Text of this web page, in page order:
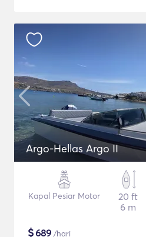
Argo-Hellas Argo II
Kapal Pesiar Motor
20 ft
6 m
$689 /hari